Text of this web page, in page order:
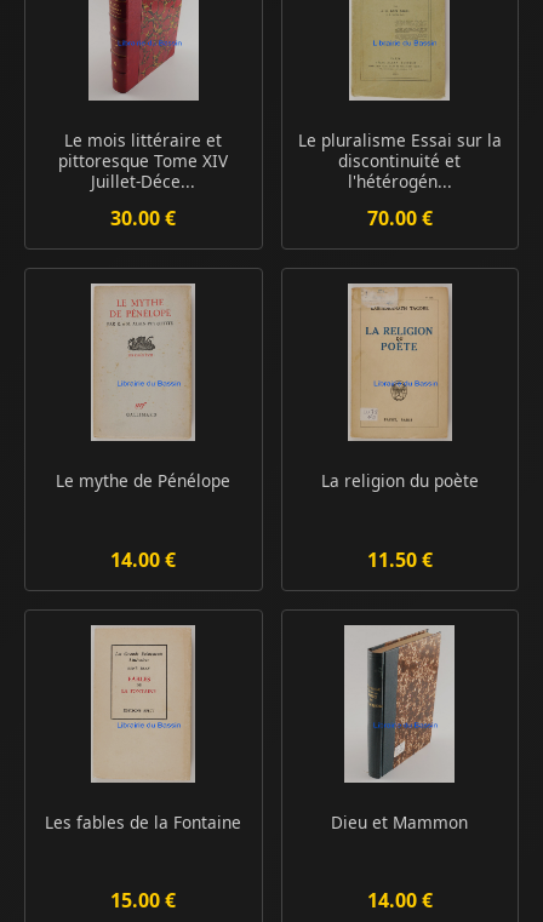
Le mois littéraire et
pittoresque Tome XIV
Juillet-Déce...
30.00 €
Le pluralisme Essai sur la
discontinuité et
l'hétérogén...
70.00 €
Le mythe de Pénélope
14.00 €
La religion du poète
11.50 €
Les fables de la Fontaine
15.00 €
Dieu et Mammon
14.00 €